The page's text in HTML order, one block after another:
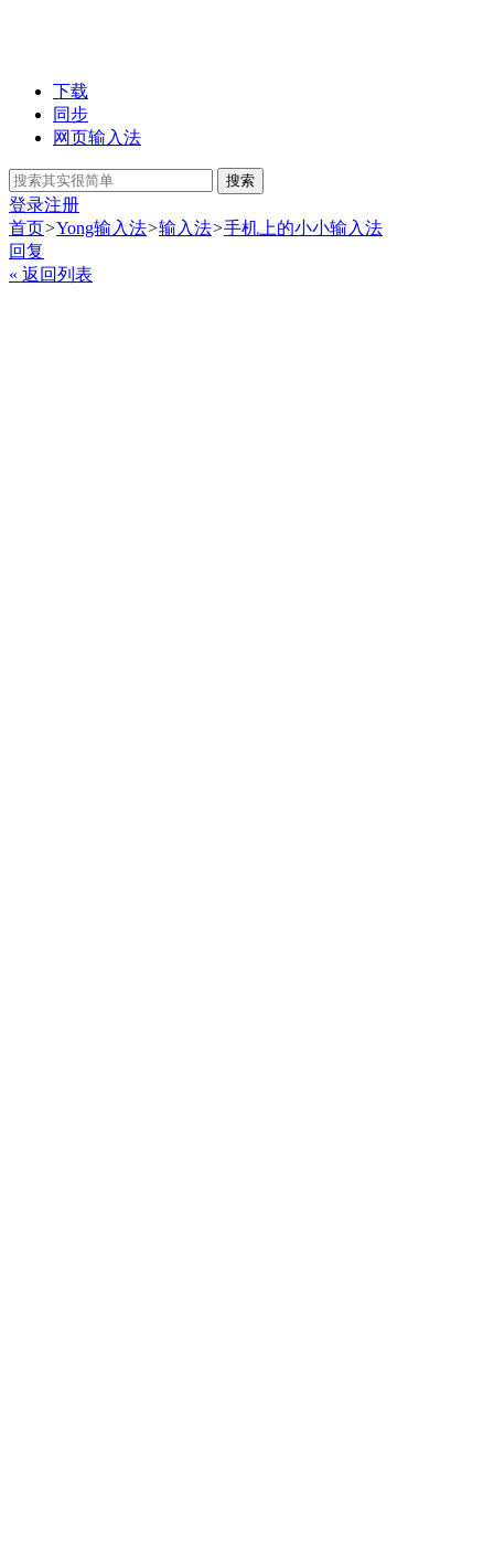
下载
同步
网页输入法
搜索
登录注册
首页>Yong输入法>输入法>手机上的小小输入法
回复
« 返回列表